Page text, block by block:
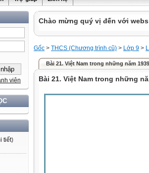
viên
tiết)
Chào mừng quý vị đến với
Gốc > THCS (Chương trình cũ) > Lớp 9 >
Bài 21. Việt Nam trong những năm
Bài 21. Việt Nam trong những